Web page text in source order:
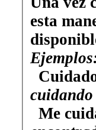
esta
Me